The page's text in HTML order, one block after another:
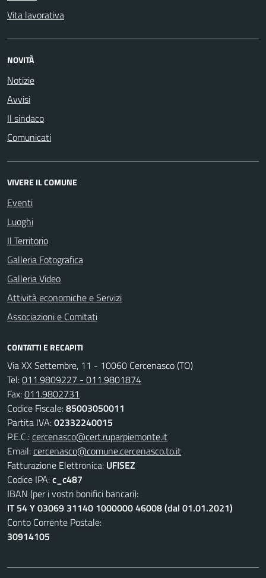
Vita lavorativa
NOVITÀ
Notizie
Avvisi
Il sindaco
Comunicati
VIVERE IL COMUNE
Eventi
Luoghi
Il Territorio
Galleria Fotografica
Galleria Video
Attività economiche e Servizi
Associazioni e Comitati
CONTATTI E RECAPITI
Via XX Settembre, 11 - 10060 Cercenasco (TO)
Tel:011.9809227 - 011.9801874
Fax:011.9802731
Codice Fiscale:85003050011
Partita IVA:02332240015
P.E.C.:cercenasco@cert.ruparpiemonte.it
Email:cercenasco@comune.cercenasco.to.it
Fatturazione Elettronica: UFISEZ
Codice IPA:c_c487
IBAN (per i vostri bonifici bancari):
IT 54 Y 03069 31140 1000000 46008 (dal 01.01.2021)
Conto Corrente Postale:
30914105